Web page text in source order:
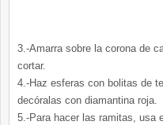
3.-Amarra sobre la corona de
cortar.
4.-Haz esferas con bolitas de
decóralas con diamantina roja.
5.-Para hacer las ramitas, usa